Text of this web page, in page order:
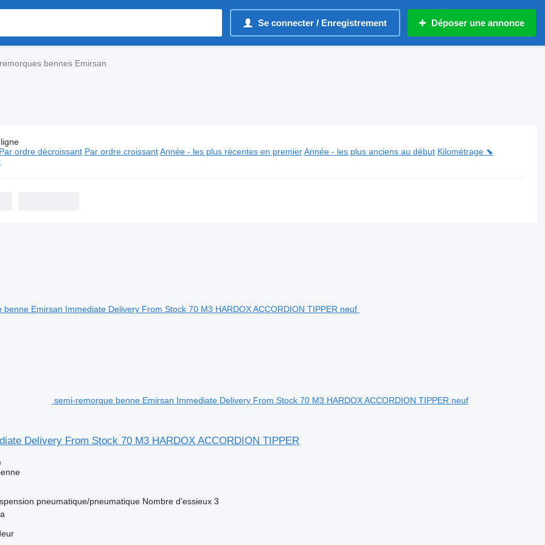
Se connecter / Enregistrement Déposer une annonce
bennes Emirsan
Semi-remorques bennes Emirsan
Par ordre décroissant Par ordre croissant Année - les plus récentes en premier Année - les plus anciens au début Kilométrage ⬊
semi-remorque benne Emirsan Immediate Delivery From Stock 70 M3 HARDOX ACCORDION TIPPER neuf
Delivery From Stock 70 M3 HARDOX ACCORDION TIPPER
pneumatique/pneumatique Nombre d'essieux 3